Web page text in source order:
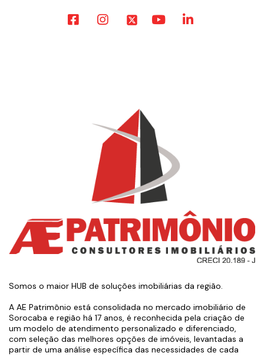
Somos o maior HUB de soluções imobiliárias da região.
A AE Patrimônio está consolidada no mercado imobiliário de
Sorocaba e região há 17 anos, é reconhecida pela criação de
um modelo de atendimento personalizado e diferenciado,
com seleção das melhores opções de imóveis, levantadas a
partir de uma análise específica das necessidades de cada